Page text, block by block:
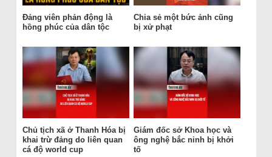
Đảng viên phản động là
hồng phúc của dân tộc
Chia sẻ một bức ảnh cũng
bị xử phạt
Chủ tịch xã ở Thanh Hóa bị
khai trừ đảng do liên quan
cá độ world cup
Giám đốc sở Khoa học và
ông nghệ bắc ninh bị khởi
tố